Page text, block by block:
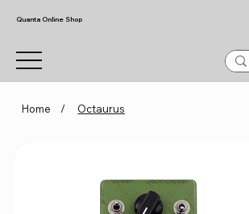
Quanta Online Shop
Home / Octaurus